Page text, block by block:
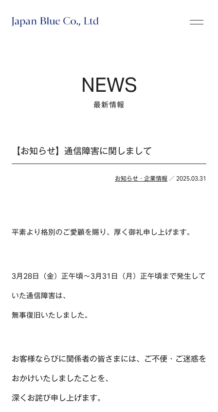
NEWS
最新情報
【お知らせ】通信障害に関しまして
お知らせ・企業情報 ／ 2025.03.31
平素より格別のご愛顧を賜り、厚く御礼申し上げます。
3月 28日（金）正午頃～3月31日（月）正午頃まで発生して
いた通信障害は、
無事復旧いたしました。
お客様ならびに関係者の皆さまには、ご不便・ご迷惑を
おかけいたしましたことを、
深くお詫び申し上げます。